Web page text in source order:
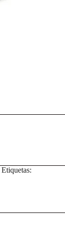
Etiquetas: